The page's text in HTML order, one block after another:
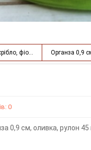
фіолетовийОрганза 0,9
0
0,9 см, оливка, рулон 45